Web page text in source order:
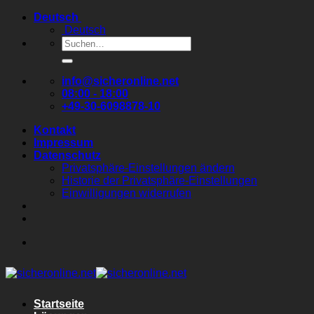
Zum
springen
Deutsch
Deutsch
Suchen
nach:
info@sicheronline.net
08:00 - 18:00
+49-30-6098878-10
Kontakt
Impressum
Datenschutz
Privatsphäre-Einstellungen ändern
Historie der Privatsphäre-Einstellungen
Einwilligungen widerrufen
Startseite